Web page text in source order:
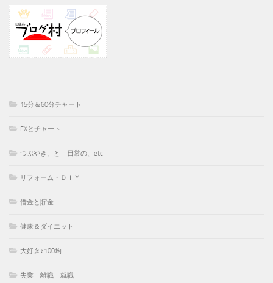
15分＆60分チャート
FXとチャート
つぶやき、と 日常の、etc
リフォーム・ＤＩＹ
借金と貯金
健康＆ダイエット
大好き♪100均
失業 離職 就職